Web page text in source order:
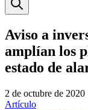
Aviso a
amplían los
estado de
2 de octubre de 2020
Artículo